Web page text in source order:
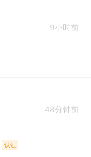
9小时前
48分钟前
认证